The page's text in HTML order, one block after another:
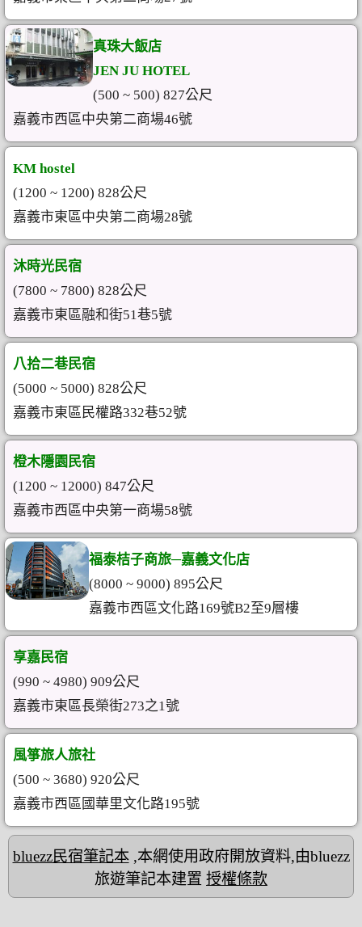
真珠大飯店
JEN JU HOTEL
(500 ~ 500) 827公尺
嘉義市西區中央第二商場46號
KM hostel
(1200 ~ 1200) 828公尺
嘉義市東區中央第二商場28號
沐時光民宿
(7800 ~ 7800) 828公尺
嘉義市東區融和街51巷5號
八拾二巷民宿
(5000 ~ 5000) 828公尺
嘉義市東區民權路332巷52號
橙木隱園民宿
(1200 ~ 12000) 847公尺
嘉義市西區中央第一商場58號
福泰桔子商旅─嘉義文化店
(8000 ~ 9000) 895公尺
嘉義市西區文化路169號B2至9層樓
享嘉民宿
(990 ~ 4980) 909公尺
嘉義市東區長榮街273之1號
風箏旅人旅社
(500 ~ 3680) 920公尺
嘉義市西區國華里文化路195號
bluezz民宿筆記本,本網使用政府開放資料,由bluezz
旅遊筆記本建置 授權條款